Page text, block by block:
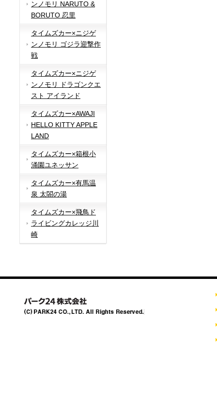
ンノモリ NARUTO &
BORUTO 忍里
タイムズカー×ニジゲ
ンノモリ ゴジラ迎撃作
戦
タイムズカー×ニジゲ
ンノモリ ドラゴンクエ
スト アイランド
タイムズカー×AWAJI
HELLO KITTY APPLE
LAND
タイムズカー×箱根小
涌園ユネッサン
タイムズカー×有馬温
泉 太閤の湯
タイムズカー×飛鳥ド
ライビングカレッジ川
崎